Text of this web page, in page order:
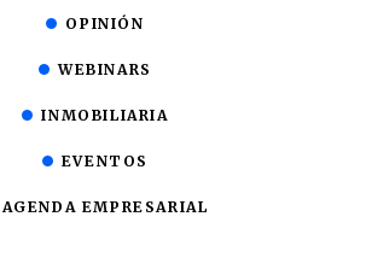
OPINIÓN
WEBINARS
INMOBILIARIA
EVENTOS
AGENDA EMPRESARIAL